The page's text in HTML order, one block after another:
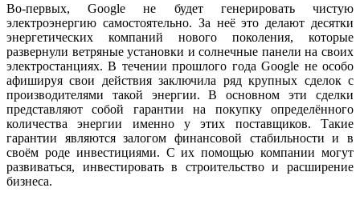
Во-первых, Google не будет генерировать чистую
электроэнергию самостоятельно. За неё это делают десятки
энергетических компаний нового поколения, которые
развернули ветряные установки и солнечные панели на своих
электростанциях. В течении прошлого года Google не особо
афишируя свои действия заключила ряд крупных сделок с
производителями такой энергии. В основном эти сделки
представляют собой гарантии на покупку определённого
количества энергии именно у этих поставщиков. Такие
гарантии являются залогом финансовой стабильности и в
своём роде инвестициями. С их помощью компании могут
развиваться, инвестировать в строительство и расширение
бизнеса.